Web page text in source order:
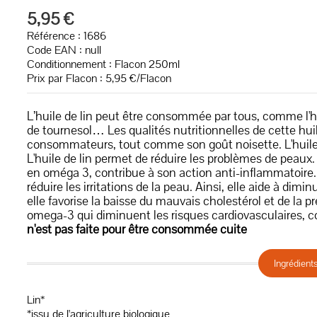
5,95 €
Référence : 1686
Code EAN : null
Conditionnement : Flacon 250ml
Prix par Flacon : 5,95 €/Flacon
L’huile de lin peut être consommée par tous, comme
de tournesol… Les qualités nutritionnelles de cette
consommateurs, tout comme son goût noisette.
L'huile de lin permet de réduire les problèmes de
en oméga 3, contribue à son action anti-
réduire les irritations de la peau. Ainsi, elle aide à
elle favorise la baisse du mauvais cholestérol et de la
omega-3 qui diminuent les risques cardiovasculaires,
n'est pas faite pour être consommée cuite
Ingrédients
Lin*
*issu de l'agriculture biologique